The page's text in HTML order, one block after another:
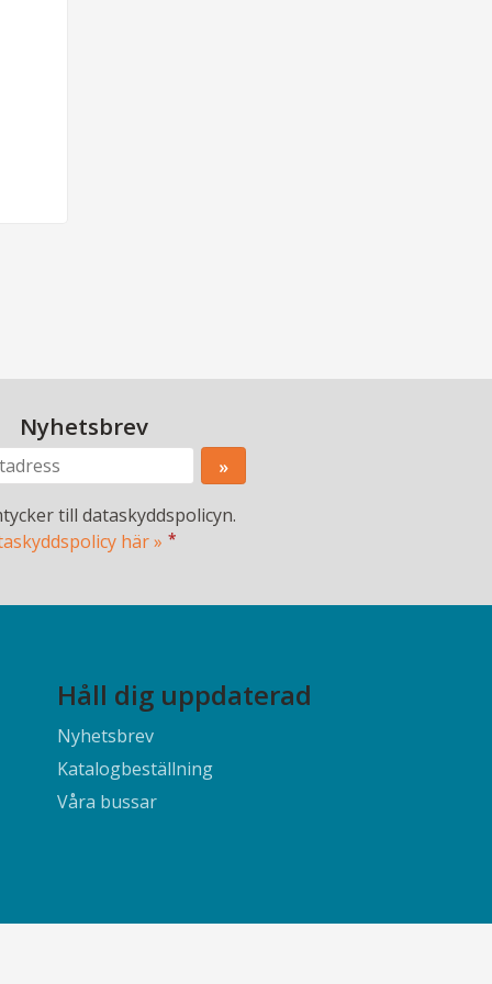
Nyhetsbrev
till dataskyddspolicyn.
här » *
Håll dig uppdaterad
Nyhetsbrev
Katalogbeställning
Våra bussar